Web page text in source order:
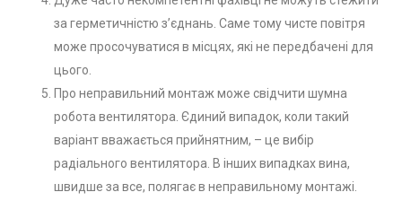
за герметичністю з’єднань. Саме тому чисте повітря
може просочуватися в місцях, які не передбачені для
цього.
Про неправильний монтаж може свідчити шумна
робота вентилятора. Єдиний випадок, коли такий
варіант вважається прийнятним, – це вибір
радіального вентилятора. В інших випадках вина,
швидше за все, полягає в неправильному монтажі.